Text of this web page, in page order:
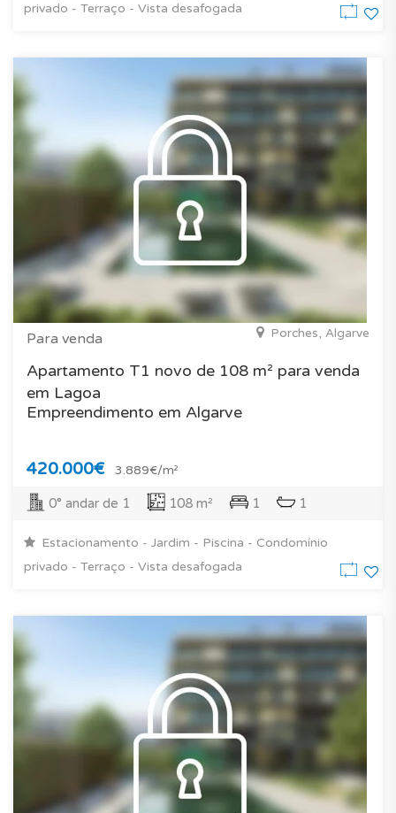
privado - Terraço - Vista desafogada
Para venda Porches, Algarve
Apartamento T1 novo de 108 m² para venda
em Lagoa
Empreendimento em Algarve
420.000€ 3.889€/m²
0° andar de 1 108 m² 1 1
Estacionamento - Jardim - Piscina - Condomínio
privado - Terraço - Vista desafogada